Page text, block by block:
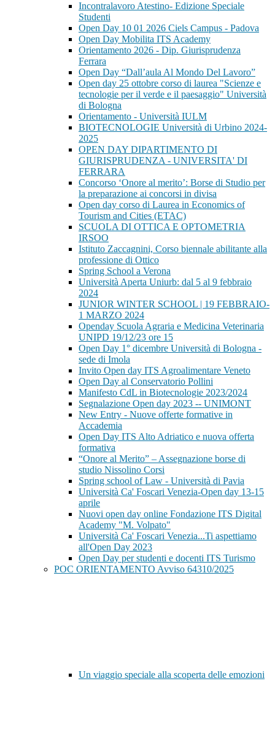
Incontralavoro Atestino- Edizione Speciale
Studenti
Open Day 10 01 2026 Ciels Campus - Padova
Open Day Mobilita ITS Academy
Orientamento 2026 - Dip. Giurisprudenza
Ferrara
Open Day “Dall’aula Al Mondo Del Lavoro”
Open day 25 ottobre corso di laurea "Scienze e
tecnologie per il verde e il paesaggio" Università
di Bologna
Orientamento - Università IULM
BIOTECNOLOGIE Università di Urbino 2024-
2025
OPEN DAY DIPARTIMENTO DI
GIURISPRUDENZA - UNIVERSITA' DI
FERRARA
Concorso ‘Onore al merito’: Borse di Studio per
la preparazione ai concorsi in divisa
Open day corso di Laurea in Economics of
Tourism and Cities (ETAC)
SCUOLA DI OTTICA E OPTOMETRIA
IRSOO
Istituto Zaccagnini, Corso biennale abilitante alla
professione di Ottico
Spring School a Verona
Università Aperta Uniurb: dal 5 al 9 febbraio
2024
JUNIOR WINTER SCHOOL | 19 FEBBRAIO-
1 MARZO 2024
Openday Scuola Agraria e Medicina Veterinaria
UNIPD 19/12/23 ore 15
Open Day 1° dicembre Università di Bologna -
sede di Imola
Invito Open day ITS Agroalimentare Veneto
Open Day al Conservatorio Pollini
Manifesto CdL in Biotecnologie 2023/2024
Segnalazione Open day 2023 -- UNIMONT
New Entry - Nuove offerte formative in
Accademia
Open Day ITS Alto Adriatico e nuova offerta
formativa
“Onore al Merito” – Assegnazione borse di
studio Nissolino Corsi
Spring school of Law - Università di Pavia
Università Ca' Foscari Venezia-Open day 13-15
aprile
Nuovi open day online Fondazione ITS Digital
Academy "M. Volpato"
Università Ca' Foscari Venezia...Ti aspettiamo
all'Open Day 2023
Open Day per studenti e docenti ITS Turismo
POC ORIENTAMENTO Avviso 64310/2025
Un viaggio speciale alla scoperta delle emozioni